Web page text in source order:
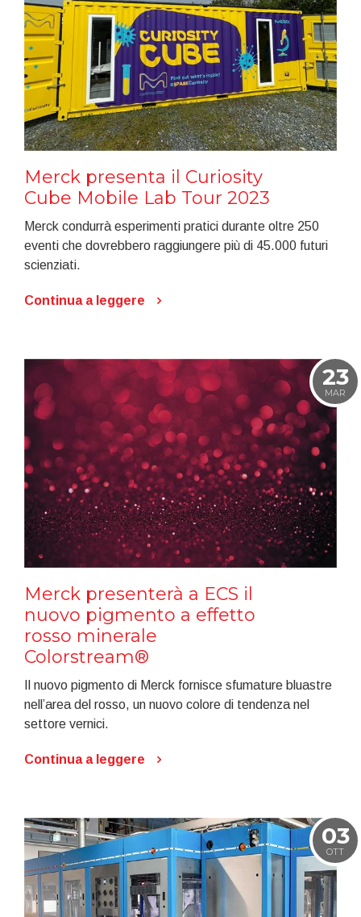
Merck presenta il Curiosity
Cube Mobile Lab Tour 2023
Merck condurrà esperimenti pratici durante oltre 250
eventi che dovrebbero raggiungere più di 45.000 futuri
scienziati.
Continua a leggere
23
MAR
Merck presenterà a ECS il
nuovo pigmento a effetto
rosso minerale
Colorstream®
Il nuovo pigmento di Merck fornisce sfumature bluastre
nell’area del rosso, un nuovo colore di tendenza nel
settore vernici.
Continua a leggere
03
OTT